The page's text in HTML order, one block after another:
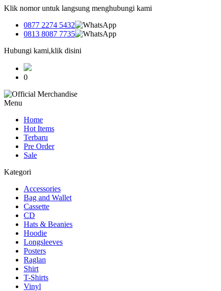
Klik nomor untuk langsung menghubungi kami
0877 2274 5432
0813 8087 7735
Hubungi kami,klik disini
0
Menu
Home
Hot Items
Terbaru
Pre Order
Sale
Kategori
Accessories
Bag and Wallet
Cassette
CD
Hats & Beanies
Hoodie
Longsleeves
Posters
Raglan
Shirt
T-Shirts
Vinyl